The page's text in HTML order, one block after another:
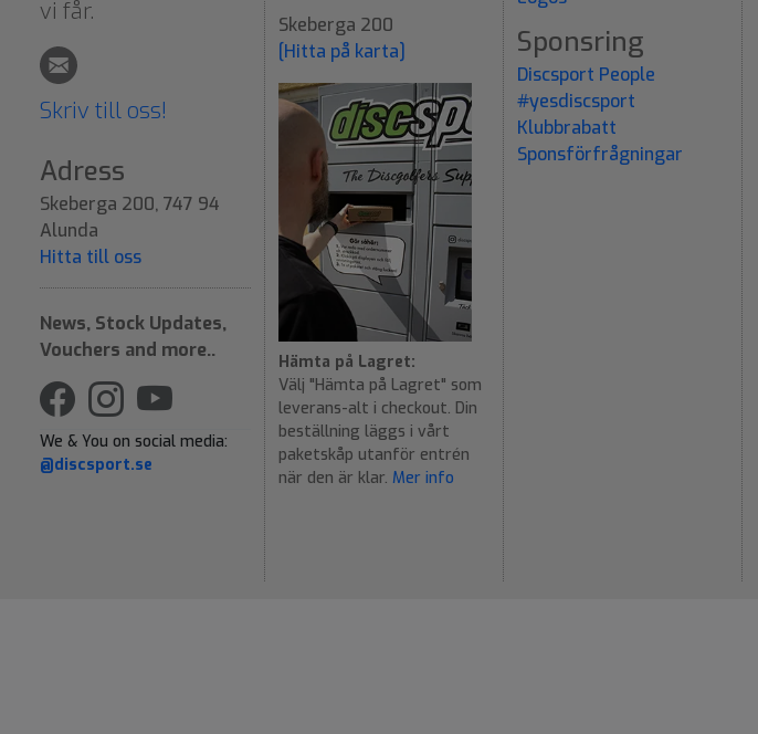
vi får.
Skriv till oss!
Adress
Skeberga 200, 747 94
Alunda
Hitta till oss
News, Stock Updates,
Vouchers and more..
We & You on social media:
@discsport.se
Skeberga 200
[Hitta på karta]
Hämta på Lagret:
Välj "Hämta på Lagret" som
leverans-alt i checkout. Din
beställning läggs i vårt
paketskåp utanför entrén
när den är klar. Mer info
Sponsring
Discsport People
#yesdiscsport
Klubbrabatt
Sponsförfrågningar